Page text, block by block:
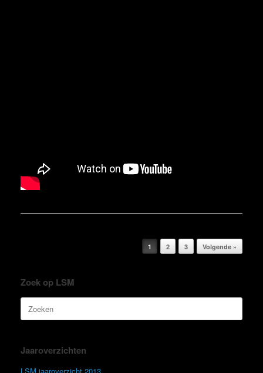
1 2 3 Volgende »
Zoek op LSM
Zoeken
naar:
Jaaroverzichten